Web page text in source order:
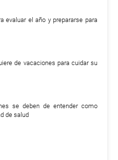
evaluar el año y prepararse para
de vacaciones para cuidar su
se deben de entender como
de salud